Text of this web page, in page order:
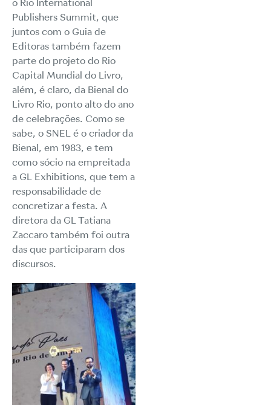
o Rio International
Publishers Summit, que
juntos com o Guia de
Editoras também fazem
parte do projeto do Rio
Capital Mundial do Livro,
além, é claro, da Bienal do
Livro Rio, ponto alto do ano
de celebrações. Como se
sabe, o SNEL é o criador da
Bienal, em 1983, e tem
como sócio na empreitada
a GL Exhibitions, que tem a
responsabilidade de
concretizar a festa. A
diretora da GL Tatiana
Zaccaro também foi outra
das que participaram dos
discursos.